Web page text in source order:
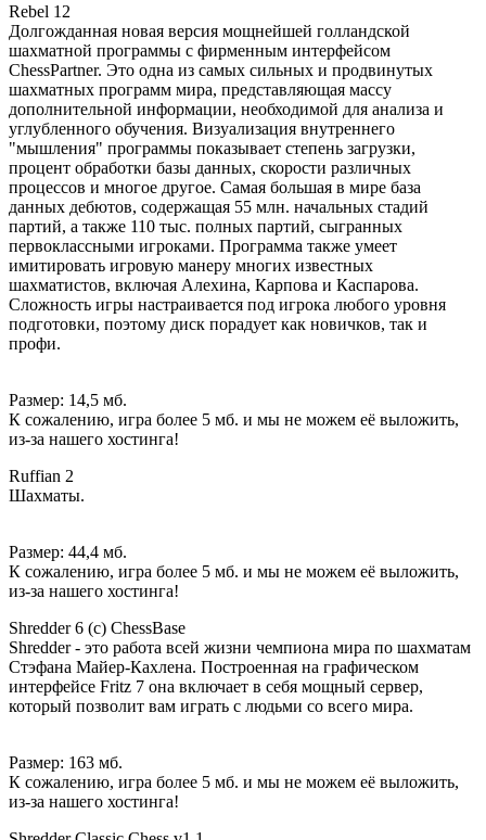
Rebel 12
Долгожданная новая версия мощнейшей голландской
шахматной программы с фирменным интерфейсом
ChessPartner. Это одна из самых сильных и продвинутых
шахматных программ мира, представляющая массу
дополнительной информации, необходимой для анализа и
углубленного обучения. Визуализация внутреннего
"мышления" программы показывает степень загрузки,
процент обработки базы данных, скорости различных
процессов и многое другое. Самая большая в мире база
данных дебютов, содержащая 55 млн. начальных стадий
партий, а также 110 тыс. полных партий, сыгранных
первоклассными игроками. Программа также умеет
имитировать игровую манеру многих известных
шахматистов, включая Алехина, Карпова и Каспарова.
Сложность игры настраивается под игрока любого уровня
подготовки, поэтому диск порадует как новичков, так и
профи.
Размер: 14,5 мб.
К сожалению, игра более 5 мб. и мы не можем её выложить,
из-за нашего хостинга!
Ruffian 2
Шахматы.
Размер: 44,4 мб.
К сожалению, игра более 5 мб. и мы не можем её выложить,
из-за нашего хостинга!
Shredder 6 (c) ChessBase
Shredder - это работа всей жизни чемпиона мира по шахматам
Стэфана Майер-Кахлена. Построенная на графическом
интерфейсе Fritz 7 она включает в себя мощный сервер,
который позволит вам играть с людьми со всего мира.
Размер: 163 мб.
К сожалению, игра более 5 мб. и мы не можем её выложить,
из-за нашего хостинга!